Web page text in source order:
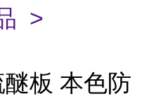
>
板 本色防